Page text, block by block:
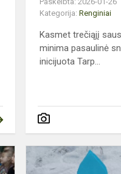
Kategorija:Renginiai
Kasmet trečiąjį
minima pasaulinė
inicijuota Tarp...
MUZIKINĖ
EMOCIJŲ